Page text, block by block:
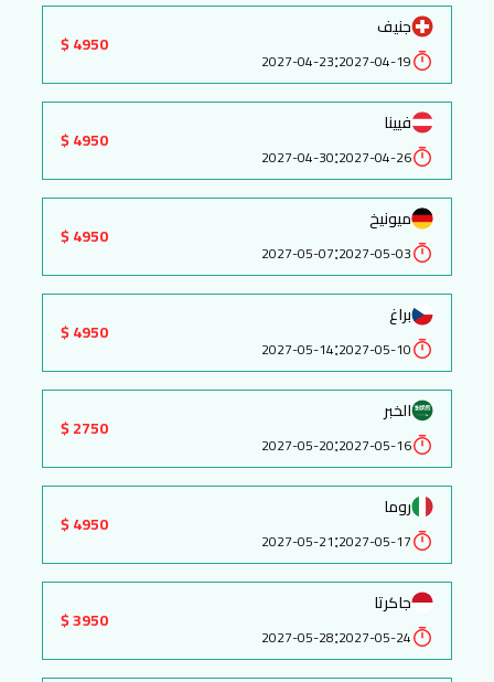
جنيف
2027-04-19
:
2027-04-23
4950 $
فيينا
2027-04-26
:
2027-04-30
4950 $
ميونيخ
2027-05-03
:
2027-05-07
4950 $
براغ
2027-05-10
:
2027-05-14
4950 $
الخبر
2027-05-16
:
2027-05-20
2750 $
روما
2027-05-17
:
2027-05-21
4950 $
جاكرتا
2027-05-24
:
2027-05-28
3950 $